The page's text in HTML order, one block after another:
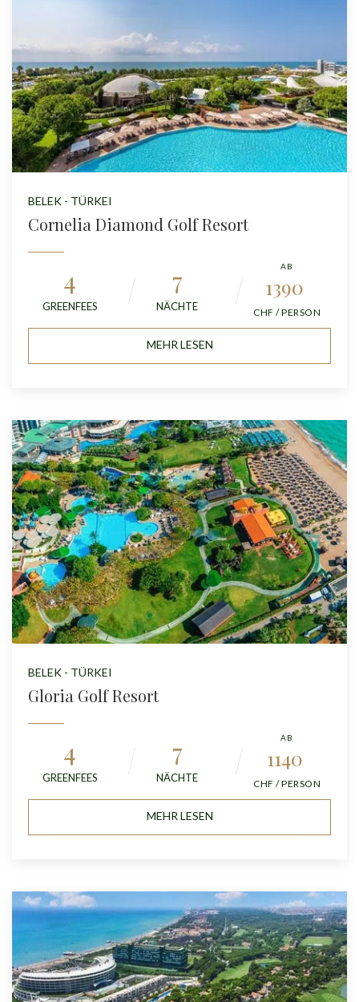
BELEK - TÜRKEI
Cornelia Diamond Golf Resort
4
GREENFEES
7
NÄCHTE
AB
1390
CHF / PERSON
MEHR LESEN
BELEK - TÜRKEI
Gloria Golf Resort
4
GREENFEES
7
NÄCHTE
AB
1140
CHF / PERSON
MEHR LESEN